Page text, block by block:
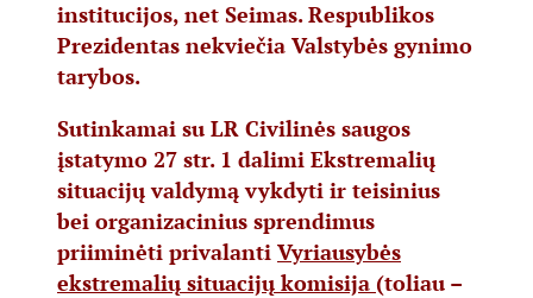
institucijos, net Seimas. Respublikos
Prezidentas nekviečia Valstybės gynimo
tarybos.
Sutinkamai su LR Civilinės saugos
įstatymo 27 str. 1 dalimi Ekstremalių
situacijų valdymą vykdyti ir teisinius
bei organizacinius sprendimus
priiminėti privalanti Vyriausybės
ekstremalių situacijų komisija (toliau –